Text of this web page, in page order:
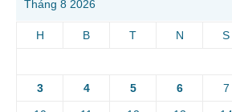
Tháng 8 2026
H B T N S
3 4 5 6 7